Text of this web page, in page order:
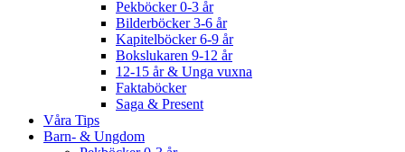
Pekböcker 0-3 år
Bilderböcker 3-6 år
Kapitelböcker 6-9 år
Bokslukaren 9-12 år
12-15 år & Unga vuxna
Faktaböcker
Saga & Present
Våra Tips
Barn- & Ungdom